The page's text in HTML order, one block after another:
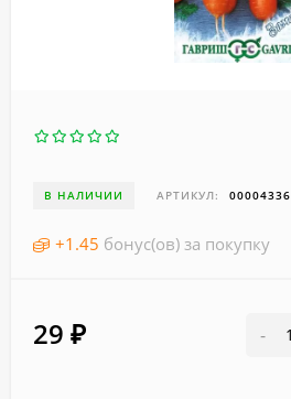
В НАЛИЧИИ АРТИКУЛ: 00004336
+1.45 бонус(ов) за покупку
29 ₽ -